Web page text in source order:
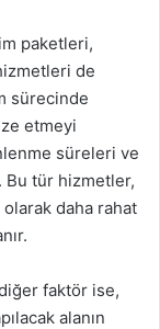
paketleri,
de
sürecinde
etmeyi
süreleri ve
Bu tür hizmetler,
daha rahat
faktör ise,
alanın